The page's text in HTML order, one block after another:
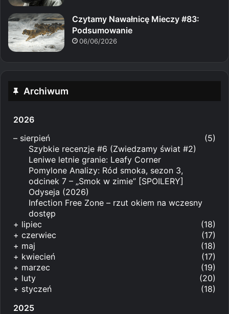
Czytamy Nawałnicę Mieczy #83:
Podsumowanie
06/06/2026
Archiwum
2026
– sierpień
(5)
Szybkie recenzje #6 (Zwiedzamy świat #2)
Leniwe letnie granie: Leafy Corner
Pomylone Analizy: Ród smoka, sezon 3,
odcinek 7 – „Smok w zimie” [SPOILERY]
Odyseja (2026)
Infection Free Zone – rzut okiem na wczesny
dostęp
+ lipiec
(18)
+ czerwiec
(17)
+ maj
(18)
+ kwiecień
(17)
+ marzec
(19)
+ luty
(20)
+ styczeń
(18)
2025